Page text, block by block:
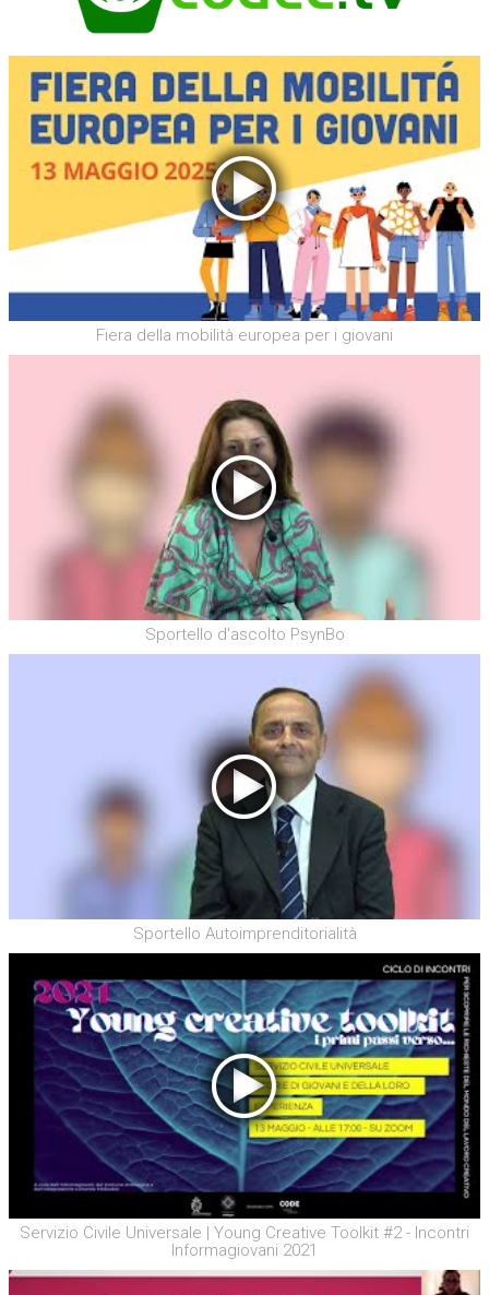
Fiera della mobilità europea per i giovani
Sportello d'ascolto PsynBo
Sportello Autoimprenditorialità
Servizio Civile Universale | Young Creative Toolkit #2 - Incontri
Informagiovani 2021